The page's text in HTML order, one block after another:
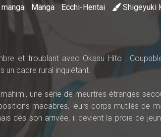
Manga Ecchi-Hentai Shigeyuki
et troublant avec Okasu Hito :
un cadre rural inquiétant.
une série de meurtres étranges
macabres, leurs corps mutilés de
dès son arrivée, il devient la proie de